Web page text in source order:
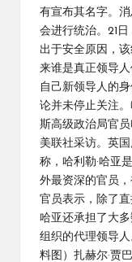
有宣布其名字。
会进行统治。21
出于安全原因，
来谁是真正领导
自己新领导人的
论并未停止关注
斯高级政治局官
美联社采访。英
称，哈利勒·哈亚
外最资深的官员
官员表示，除了
哈亚还承担了大
组织的代理领导
料图）扎赫尔·贾